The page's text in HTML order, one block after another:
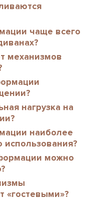
чаще всего
механизмов
нагрузка на
наиболее
можно
«гостевыми»?